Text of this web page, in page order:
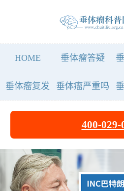
HOME 垂体瘤答疑
垂体瘤复发 垂体瘤严重吗
400-029-